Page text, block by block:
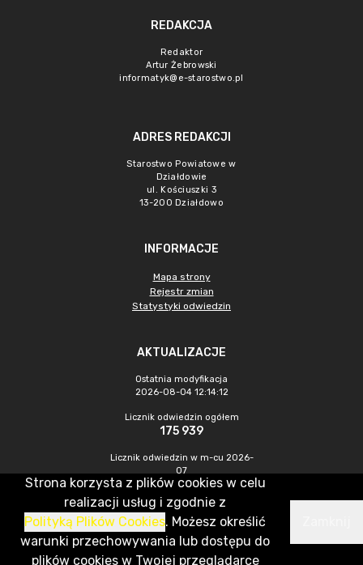
REDAKCJA
Redaktor
Artur Żebrowski
informatyk@e-starostwo.pl
ADRES REDAKCJI
Starostwo Powiatowe w
Działdowie
ul. Kościuszki 3
13-200 Działdowo
INFORMACJE
Mapa strony
Rejestr zmian
Statystyki odwiedzin
AKTUALIZACJE
Ostatnia modyfikacja
2026-08-04 12:14:12
Licznik odwiedzin ogółem
175 939
Licznik odwiedzin w m-cu 2026-
07
324
CMS & Hosting: Nefeni Sp. z o.o.
Strona korzysta z plików cookies w celu
realizacji usług i zgodnie z
Polityką Plików Cookies. Możesz określić
warunki przechowywania lub dostępu do
plików cookies w Twojej przeglądarce